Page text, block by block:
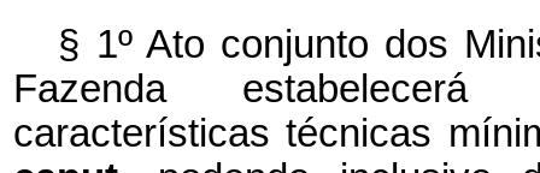
§ 1º Ato conjunto dos
Fazenda estabelecerá
características técnicas